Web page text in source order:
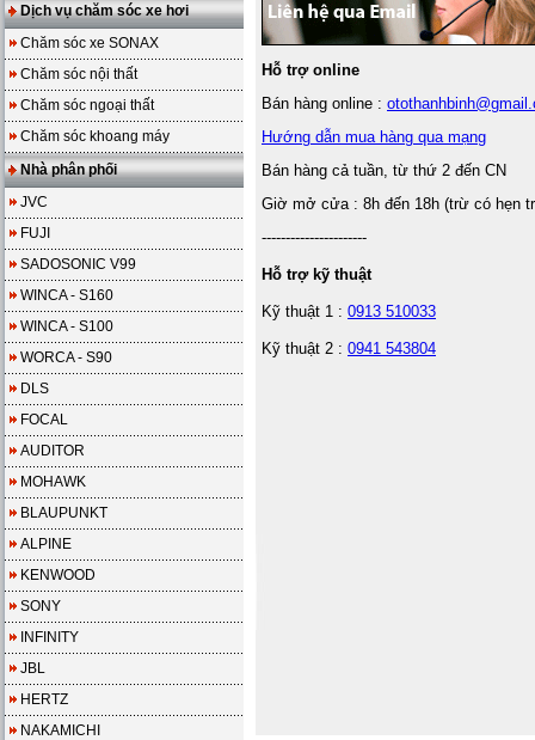
Dịch vụ chăm sóc xe hơi
Chăm sóc xe SONAX
Chăm sóc nội thất
Chăm sóc ngoại thất
Chăm sóc khoang máy
Nhà phân phối
JVC
FUJI
SADOSONIC V99
WINCA - S160
WINCA - S100
WORCA - S90
DLS
FOCAL
AUDITOR
MOHAWK
BLAUPUNKT
ALPINE
KENWOOD
SONY
INFINITY
JBL
HERTZ
NAKAMICHI
Hỗ trợ online
Bán hàng online :
Hướng dẫn mua hàng qua mạng
Bán hàng cả tuần, từ thứ 2 đến CN
Giờ mở cửa : 8h đến 18h (trừ có hẹn
----------------------
Hỗ trợ kỹ thuật
Kỹ thuật 1 : 0913 510033
Kỹ thuật 2 : 0941 543804